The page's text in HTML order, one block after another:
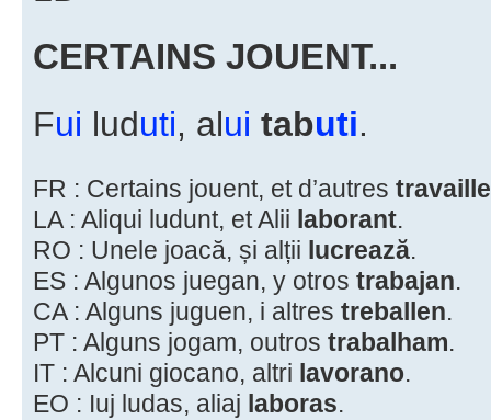
CERTAINS JOUENT...
Fui luduti, alui tabuti.
FR : Certains jouent, et d’autres
LA : Aliqui ludunt, et Alii laborant.
RO : Unele joacă, și alții lucrează.
ES : Algunos juegan, y otros trabajan.
CA : Alguns juguen, i altres treballen.
PT : Alguns jogam, outros trabalham.
IT : Alcuni giocano, altri lavorano.
EO : Iuj ludas, aliaj laboras.